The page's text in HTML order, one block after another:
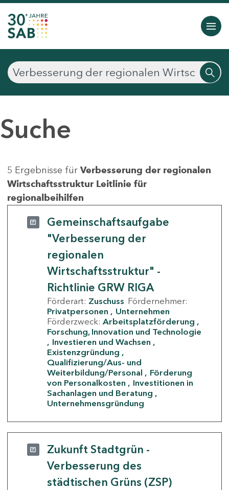
Suche
5 Ergebnisse für Verbesserung der regionalen
Wirtschaftsstruktur Leitlinie für
regionalbeihilfen
Gemeinschaftsaufgabe
"Verbesserung der
regionalen
Wirtschaftsstruktur" -
Richtlinie GRW RIGA
Förderart: Zuschuss Fördernehmer:
Privatpersonen
Unternehmen
Förderzweck: Arbeitsplatzförderung
Forschung, Innovation und Technologie
Investieren und Wachsen
Existenzgründung
Qualifizierung/Aus- und
Weiterbildung/Personal
Förderung
von Personalkosten
Investitionen in
Sachanlagen und Beratung
Unternehmensgründung
Zukunft Stadtgrün -
Verbesserung des
städtischen Grüns (ZSP)